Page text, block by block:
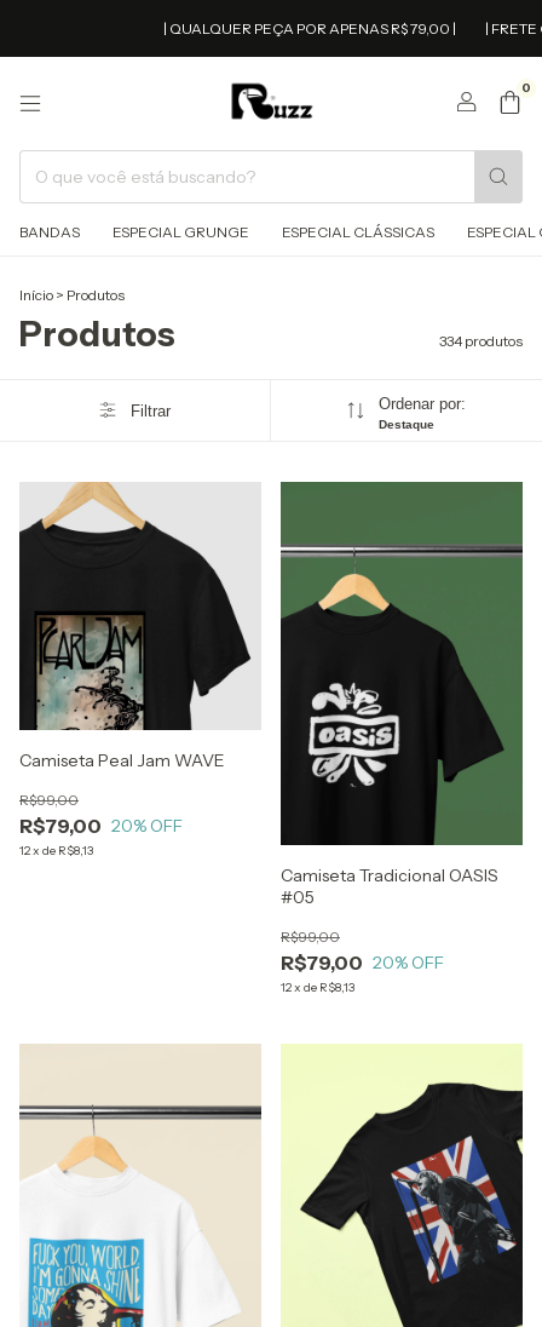
| QUALQUER PEÇA POR APENAS R$ 79,00 | | FRETE GRÁTIS
0
BANDAS ESPECIAL GRUNGE ESPECIAL CLÁSSICAS ESPECIAL
Início > Produtos
Produtos 334 produtos
Filtrar Ordenar por:
Destaque
Camiseta Peal Jam WAVE
R$79,00
R$99,00
20% OFF
12x de R$8,13
Camiseta Tradicional OASIS
#05
R$79,00
R$99,00
20% OFF
12x de R$8,13